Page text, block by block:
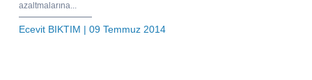
azaltmalarına...
Ecevit BIKTIM | 09 Temmuz 2014